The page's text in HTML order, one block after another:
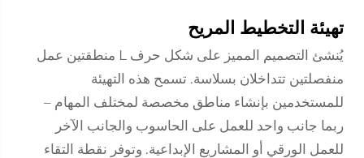
تهيئة التخطيط المريح
يُنشئ التصميم المميز على شكل حرف L منطقتين عمل
منفصلتين تتداخلان بسلاسة. تسمح هذه التهيئة
للمستخدمين بإنشاء مناطق مخصصة لمختلف المهام –
ربما جانب واحد للعمل على الحاسوب والجانب الآخر
للعمل الورقي أو المشاريع الإبداعية. وتوفر نقطة التقاء